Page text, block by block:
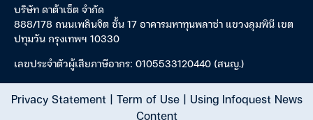
บริษัท ดาต้าเซ็ต จำกัด
888/178 ถนนเพลินจิต ชั้น 17 อาคารมหาทุนพลาซ่า แขวงลุมพินี เขต
ปทุมวัน กรุงเทพฯ 10330
เลขประจำตัวผู้เสียภาษีอากร: 0105533120440 (สนญ.)
Privacy Statement| Term of Use| Using Infoquest News
Content